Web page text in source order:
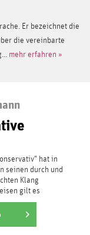
Er bezeichnet die
die vereinbarte
mehr erfahren »
hat in
seinen durch und
Klang
gilt es